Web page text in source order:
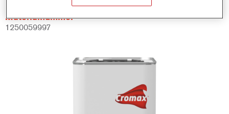
Materialnummer
1250059997